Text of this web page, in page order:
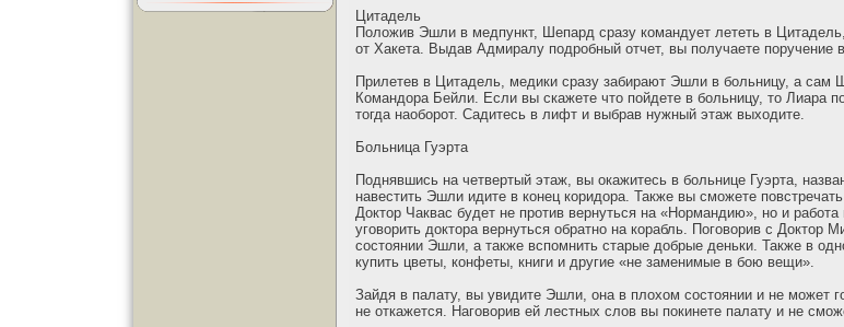
Цитадель
Положив Эшли в медпункт, Шепард сразу командует лететь в
от Хакета. Выдав Адмиралу подробный отчет, вы получаете поручение
Прилетев в Цитадель, медики сразу забирают Эшли в больницу, а сам
Командора Бейли. Если вы скажете что пойдете в больницу, то Лиара
тогда наоборот. Садитесь в лифт и выбрав нужный этаж выходите.
Больница Гуэрта
Поднявшись на четвертый этаж, вы окажитесь в больнице Гуэрта,
навестить Эшли идите в конец коридора. Также вы сможете
Доктор Чаквас будет не против вернуться на «Нормандию», но и
уговорить доктора вернуться обратно на корабль. Поговорив с Доктор
состоянии Эшли, а также вспомнить старые добрые деньки. Также в
купить цветы, конфеты, книги и другие «не заменимые в бою вещи».
Зайдя в палату, вы увидите Эшли, она в плохом состоянии и не может
не откажется. Наговорив ей лестных слов вы покинете палату и не